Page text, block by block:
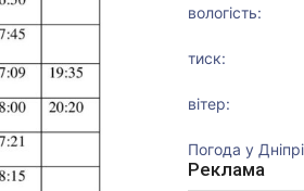
вологість:
тиск:
вітер:
Погода у Дніпрі
Реклама